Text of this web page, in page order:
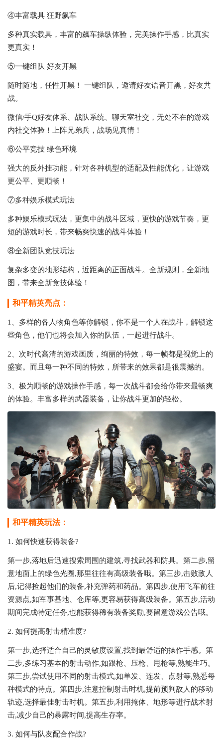
④丰富载具 狂野飙车
多种真实载具，丰富的飙车操纵体验，完美操作手感，比真实
更真实！
⑤一键组队 好友开黑
随时随地，任性开黑！ 一键组队，邀请好友语音开黑，好友共
战。
微信/手Q好友体系、战队系统、聊天室社交，无处不在的游戏
内社交体验！上阵兄弟兵，战场见真情！
⑥公平竞技 绿色环境
强大的反外挂功能，针对各种机型的适配及性能优化，让游戏
更公平、更顺畅！
⑦多种娱乐模式玩法
多种娱乐模式玩法，更集中的战斗区域，更快的游戏节奏，更
短的游戏时长，带来畅爽快速的战斗体验！
⑧全新团队竞技玩法
复杂多变的地形结构，近距离的正面战斗。全新规则，全新地
图，带来全新竞技体验！
和平精英亮点：
1、多样的各人物角色等你解锁，你不是一个人在战斗，解锁这
些角色，他们也将会加入你的队伍，一起进行战斗。
2、次时代高清的游戏画质，绚丽的特效，每一帧都是视觉上的
盛宴。而且每一种不同的特效，所带来的效果都是很震撼的。
3、极为顺畅的游戏操作手感，每一次战斗都会给你带来最畅爽
的体验。丰富多样的武器装备，让你战斗更加的轻松。
和平精英玩法：
1. 如何快速获得装备?
第一步,落地后迅速搜索周围的建筑,寻找武器和防具。第二步,留
意地面上的绿色光圈,那里往往有高级装备哦。第三步,击败敌人
后,记得捡起他们的装备,补充弹药和药品。第四步,使用飞车前往
资源点,如军事基地、仓库等,更容易获得高级装备。第五步,活动
期间完成特定任务,也能获得稀有装备奖励,要留意游戏公告哦。
2. 如何提高射击精准度?
第一步,选择适合自己的灵敏度设置,找到最舒适的操作手感。第
二步,多练习基本的射击动作,如跟枪、压枪、甩枪等,熟能生巧。
第三步,尝试使用不同的射击模式,如单发、连发、点射等,熟悉每
种模式的特点。第四步,注意控制射击时机,提前预判敌人的移动
轨迹,选择最佳射击时机。第五步,利用掩体、地形等进行战术射
击,减少自己的暴露时间,提高生存率。
3. 如何与队友配合作战?